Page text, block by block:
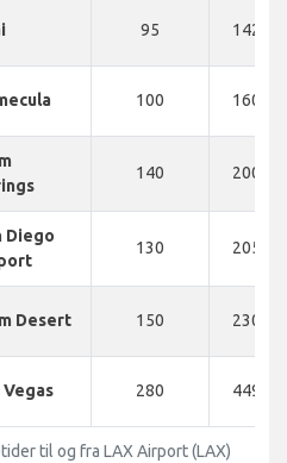
95 142 KM
100 160 KM
140 200 KM
Diego
130 205 KM
Desert 150 230 KM
Vegas 280 449 KM
til og fra LAX Airport (LAX)